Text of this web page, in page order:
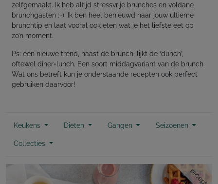
zelfgemaakt. Ik heb altijd stressvrije brunches en voldane
brunchgasten :-). Ik ben heel benieuwd naar jouw ultieme
brunchtip en laat vooral ook eten wat je het liefste eet op
zo’n moment.
Ps: een nieuwe trend, naast de brunch, lijkt de ‘dunch’,
oftewel diner+lunch. Een soort middagvariant van de brunch.
Wat ons betreft kun je onderstaande recepten ook perfect
gebruiken daarvoor!
Keukens Diëten Gangen Seizoenen
Collecties
recept